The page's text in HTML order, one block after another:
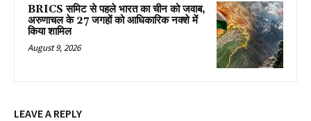
BRICS समिट से पहले भारत का चीन को जवाब,
अरुणाचल के 27 जगहों को आधिकारिक नक्शे में
किया शामिल
August 9, 2026
LEAVE A REPLY